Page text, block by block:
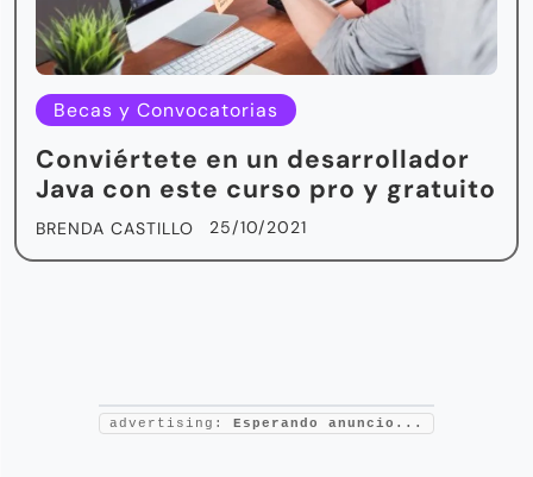
Becas y Convocatorias
Conviértete en un desarrollador
Java con este curso pro y gratuito
BRENDA CASTILLO 25/10/2021
advertising: Esperando anuncio...